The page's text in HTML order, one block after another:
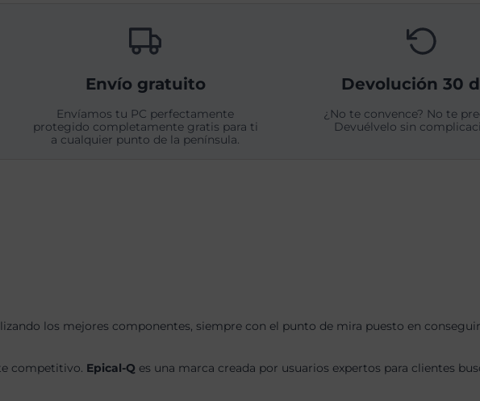
Envío gratuito
Envíamos tu PC perfectamente
protegido completamente gratis para ti
a cualquier punto de la península.
Devolución 30
¿No te convence? No te
Devuélvelo sin
los mejores componentes, siempre con el punto de mira puesto en
competitivo. Epical-Q es una marca creada por usuarios expertos para clientes